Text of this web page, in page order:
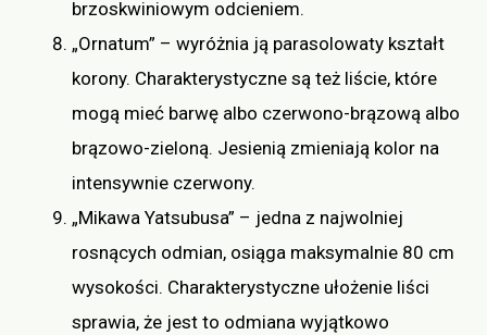
brzoskwiniowym odcieniem.
„Ornatum” – wyróżnia ją parasolowaty kształt
korony. Charakterystyczne są też liście, które
mogą mieć barwę albo czerwono-brązową albo
brązowo-zieloną. Jesienią zmieniają kolor na
intensywnie czerwony.
„Mikawa Yatsubusa” – jedna z najwolniej
rosnących odmian, osiąga maksymalnie 80 cm
wysokości. Charakterystyczne ułożenie liści
sprawia, że jest to odmiana wyjątkowo